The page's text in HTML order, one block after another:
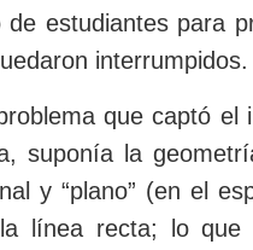
de estudiantes para
interrumpidos.
que captó
suponía la
y “plano” (en el
línea recta; lo que